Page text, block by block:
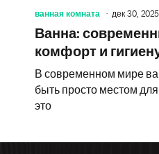
ванная комната дек 30, 2025
Ванна:
комфорт и
В современном мире
быть просто местом
это